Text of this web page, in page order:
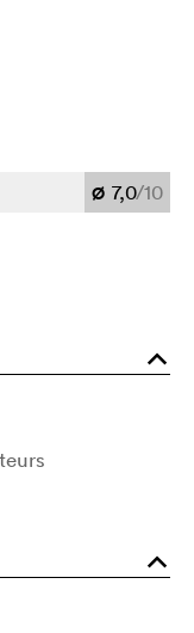
Ø 7,0/10
o
o